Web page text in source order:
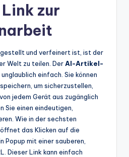
zur
und verfeinert ist, ist der
Welt zu teilen. DerAI-Artikel-
einfach. Sie können
um sicherzustellen,
jedem Gerät aus zugänglich
Sie einen eindeutigen,
Wie in der sechsten
das Klicken auf die
Popup mit einer sauberen,
Dieser Link kann einfach